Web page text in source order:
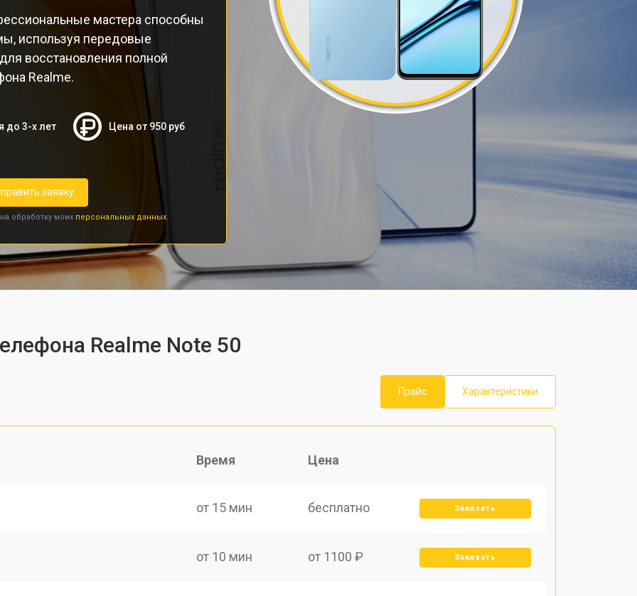
мастера способны
используя передовые
восстановления полной
Realme.
до 3-х лет Цена от 950 руб
заявку
обработку моих персональных данных.
Realme Note 50
Прайс
Характеристики
Время Цена
от 15 мин бесплатно Заказать
от 10 мин от 1100 ₽ Заказать